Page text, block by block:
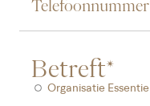
Betreft*
Organisatie Essentie